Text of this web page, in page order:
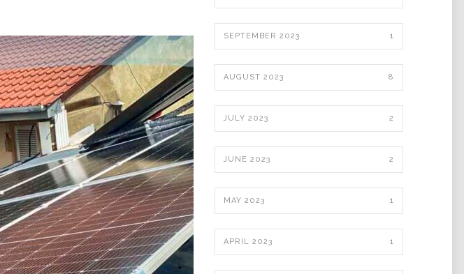
SEPTEMBER 2023 1
AUGUST 2023 8
JULY 2023 2
JUNE 2023 2
MAY 2023 1
APRIL 2023 1